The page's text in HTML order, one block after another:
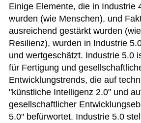
Einige Elemente, die in Industrie
wurden (wie Menschen), und
ausreichend gestärkt wurden
Resilienz), wurden in Industrie
und wertgeschätzt. Industrie 5.0
für Fertigung und
Entwicklungstrends, die auf
"künstliche Intelligenz 2.0" und
gesellschaftlicher
5.0" befürwortet. Industrie 5.0